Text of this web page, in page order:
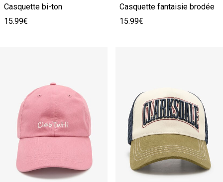
Casquette bi-ton
15.99€
Casquette fantaisie brodée
15.99€